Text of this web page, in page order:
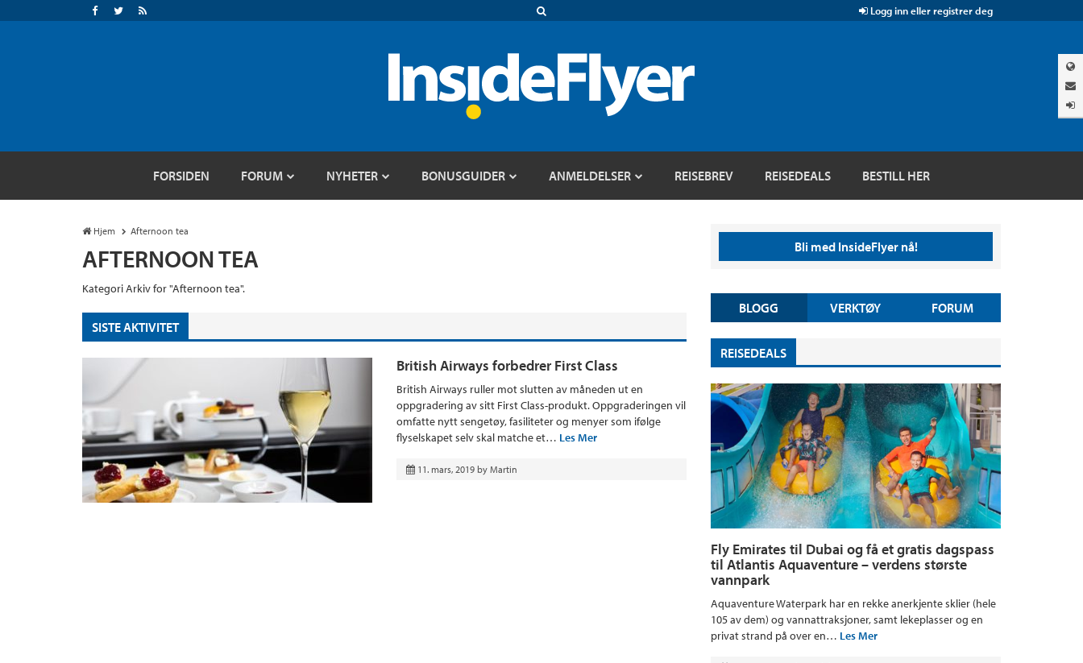
Logg inn eller registrer deg
FORSIDEN FORUM NYHETER BONUSGUIDER ANMELDELSER REISEBREV REISEDEALS BESTILL HER
Hjem Afternoon tea
AFTERNOON TEA
Kategori Arkiv for "Afternoon tea".
SISTE AKTIVITET
British Airways forbedrer First Class
British Airways ruller mot slutten av måneden ut en
oppgradering av sitt First Class-produkt. Oppgraderingen vil
omfatte nytt sengetøy, fasiliteter og menyer som ifølge
flyselskapet selv skal matche et… Les Mer
11. mars, 2019 by Martin
Bli med InsideFlyer nå!
BLOGG VERKTØY FORUM
REISEDEALS
Fly Emirates til Dubai og få et gratis dagspass
til Atlantis Aquaventure – verdens største
vannpark
Aquaventure Waterpark har en rekke anerkjente sklier (hele
105 av dem) og vannattraksjoner, samt lekeplasser og en
privat strand på over en… Les Mer